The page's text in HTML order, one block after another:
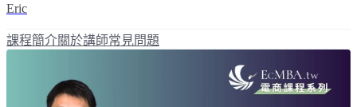
Eric
課程簡介關於講師常見問題